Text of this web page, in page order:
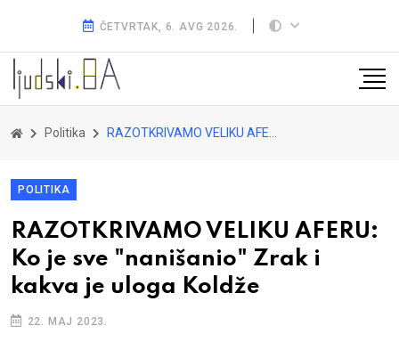
ČETVRTAK, 6. AVG 2026.
Politika RAZOTKRIVAMO VELIKU AFERU: Ko je sve "nanišanio" Zrak i kakva je uloga Koldže
POLITIKA
RAZOTKRIVAMO VELIKU AFERU:
Ko je sve "nanišanio" Zrak i
kakva je uloga Koldže
22. MAJ 2023.